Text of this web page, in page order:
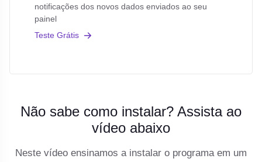
notificações dos novos dados enviados ao seu
painel
Teste Grátis
Não sabe como instalar? Assista ao
vídeo abaixo
Neste vídeo ensinamos a instalar o programa em um